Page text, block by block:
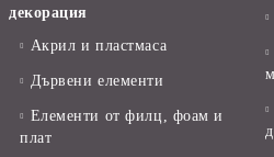
декорация
Акрил и пластмаса
Дървени елементи
Елементи от филц, фоам и
плат